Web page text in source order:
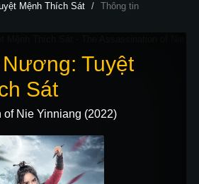
Mệnh Thích Sát
Thông tin
Tuyệt
Sát
of Nie Yinniang (2022)